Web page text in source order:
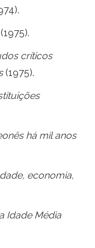
(1975).
críticos
(1975).
há mil anos
economia,
Idade Média